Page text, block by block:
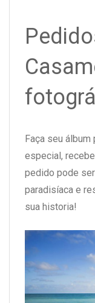
Faça seu
especial,
pedido pode
paradisíaca e
sua historia!